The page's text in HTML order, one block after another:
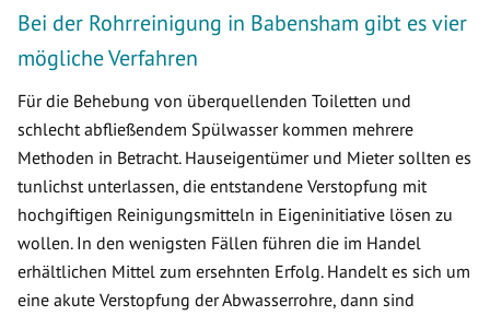
Bei der Rohrreinigung in Babensham gibt es vier
mögliche Verfahren
Für die Behebung von überquellenden Toiletten und
schlecht abfließendem Spülwasser kommen mehrere
Methoden in Betracht. Hauseigentümer und Mieter sollten es
tunlichst unterlassen, die entstandene Verstopfung mit
hochgiftigen Reinigungsmitteln in Eigeninitiative lösen zu
wollen. In den wenigsten Fällen führen die im Handel
erhältlichen Mittel zum ersehnten Erfolg. Handelt es sich um
eine akute Verstopfung der Abwasserrohre, dann sind